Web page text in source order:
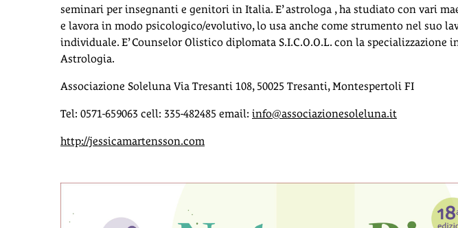
seminari per insegnanti e genitori in Italia. E’ astrologa , ha studiato con vari
e lavora in modo psicologico/evolutivo, lo usa anche come strumento nel suo
individuale. E’ Counselor Olistico diplomata S.I.C.O.O.L. con la specializzazione
Astrologia.
Associazione Soleluna Via Tresanti 108, 50025 Tresanti, Montespertoli FI
Tel: 0571-659063 cell: 335-482485 email: info@associazionesoleluna.it
http://jessicamartensson.com